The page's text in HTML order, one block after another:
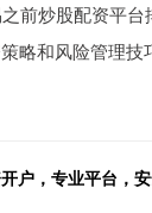
前炒股配资平
略和风险管理技
户，专业平台，